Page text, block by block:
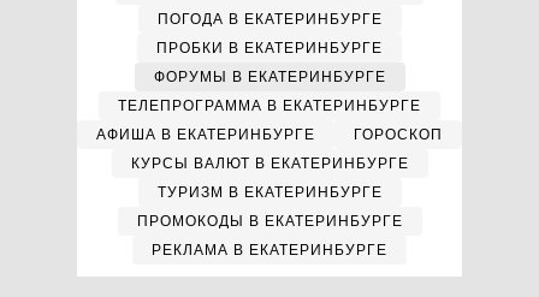
ПОГОДА В ЕКАТЕРИНБУРГЕ
ПРОБКИ В ЕКАТЕРИНБУРГЕ
ФОРУМЫ В ЕКАТЕРИНБУРГЕ
ТЕЛЕПРОГРАММА В ЕКАТЕРИНБУРГЕ
АФИША В ЕКАТЕРИНБУРГЕ
ГОРОСКОП
КУРСЫ ВАЛЮТ В ЕКАТЕРИНБУРГЕ
ТУРИЗМ В ЕКАТЕРИНБУРГЕ
ПРОМОКОДЫ В ЕКАТЕРИНБУРГЕ
РЕКЛАМА В ЕКАТЕРИНБУРГЕ